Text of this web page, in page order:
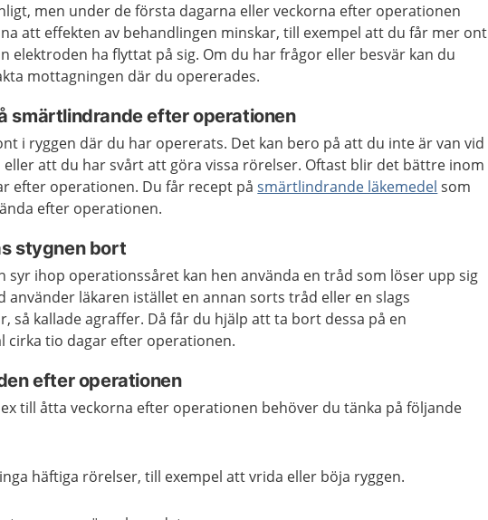
men under de första dagarna eller veckorna efter operationen
att effekten av behandlingen minskar, till exempel att du får mer ont
elektroden ha flyttat på sig. Om du har frågor eller besvär kan du
mottagningen där du opererades.
smärtlindrande efter operationen
i ryggen där du har opererats. Det kan bero på att du inte är van vid
eller att du har svårt att göra vissa rörelser. Oftast blir det bättre inom
efter operationen. Du får recept påsmärtlindrande läkemedel som
efter operationen.
stygnen bort
syr ihop operationssåret kan hen använda en tråd som löser upp sig
använder läkaren istället en annan sorts tråd eller en slags
så kallade agraffer. Då får du hjälp att ta bort dessa på en
cirka tio dagar efter operationen.
efter operationen
till åtta veckorna efter operationen behöver du tänka på följande
häftiga rörelser, till exempel att vrida eller böja ryggen.